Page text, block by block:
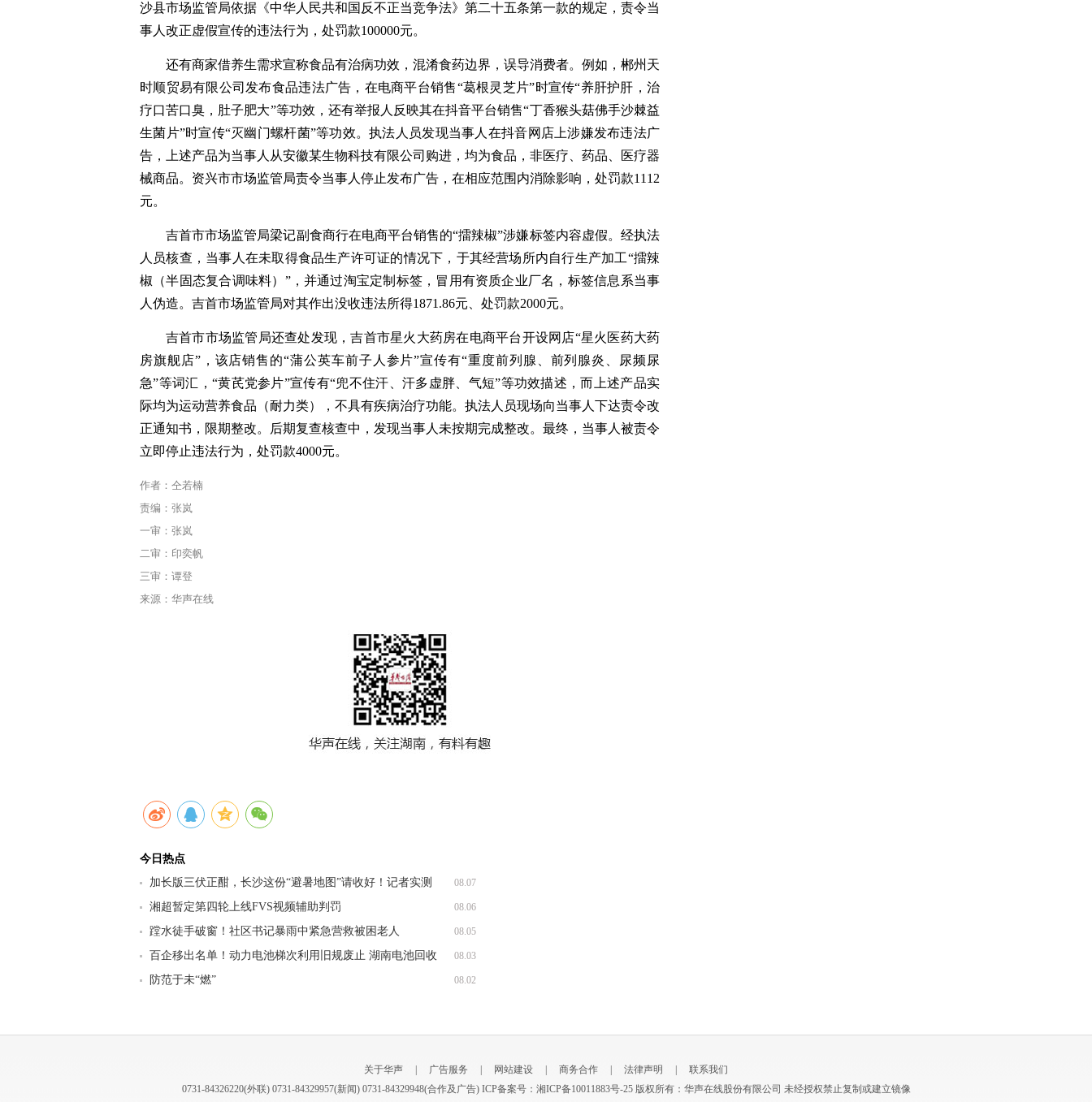
沙县市场监管局依据《中华人民共和国反不正当竞争法》第二十五条第一款的规定，责令当
事人改正虚假宣传的违法行为，处罚款100000元。
还有商家借养生需求宣称食品有治病功效，混淆食药边界，误导消费者。例如，郴州天
时顺贸易有限公司发布食品违法广告，在电商平台销售“葛根灵芝片”时宣传“养肝护肝，治
疗口苦口臭，肚子肥大”等功效，还有举报人反映其在抖音平台销售“丁香猴头菇佛手沙棘益
生菌片”时宣传“灭幽门螺杆菌”等功效。执法人员发现当事人在抖音网店上涉嫌发布违法广
告，上述产品为当事人从安徽某生物科技有限公司购进，均为食品，非医疗、药品、医疗器
械商品。资兴市市场监管局责令当事人停止发布广告，在相应范围内消除影响，处罚款1112
元。
吉首市市场监管局梁记副食商行在电商平台销售的“擂辣椒”涉嫌标签内容虚假。经执法
人员核查，当事人在未取得食品生产许可证的情况下，于其经营场所内自行生产加工“擂辣
椒（半固态复合调味料）”，并通过淘宝定制标签，冒用有资质企业厂名，标签信息系当事
人伪造。吉首市场监管局对其作出没收违法所得1871.86元、处罚款2000元。
吉首市市场监管局还查处发现，吉首市星火大药房在电商平台开设网店“星火医药大药
房旗舰店”，该店销售的“蒲公英车前子人参片”宣传有“重度前列腺、前列腺炎、尿频尿
急”等词汇，“黄芪党参片”宣传有“兜不住汗、汗多虚胖、气短”等功效描述，而上述产品实
际均为运动营养食品（耐力类），不具有疾病治疗功能。执法人员现场向当事人下达责令改
正通知书，限期整改。后期复查核查中，发现当事人未按期完成整改。最终，当事人被责令
立即停止违法行为，处罚款4000元。
作者：仝若楠
责编：张岚
一审：张岚
二审：印奕帆
三审：谭登
来源：华声在线
今日热点
加长版三伏正酣，长沙这份“避暑地图”请收好！记者实测
九区县（市）清凉坐标
08.07
湘超暂定第四轮上线FVS视频辅助判罚 08.06
蹚水徒手破窗！社区书记暴雨中紧急营救被困老人 08.05
百企移出名单！动力电池梯次利用旧规废止 湖南电池回收
行业迎来强监管洗牌
08.03
防范于未“燃” 08.02
关于华声 广告服务 网站建设 商务合作 法律声明
联系我们
0731-84326220(外联) 0731-84329957(新闻) 0731-84329948(合作及广告) ICP备案号： 湘ICP备10011883号-25版权所有：华声在线股份有限公司 未经授权禁止复制或建立镜像